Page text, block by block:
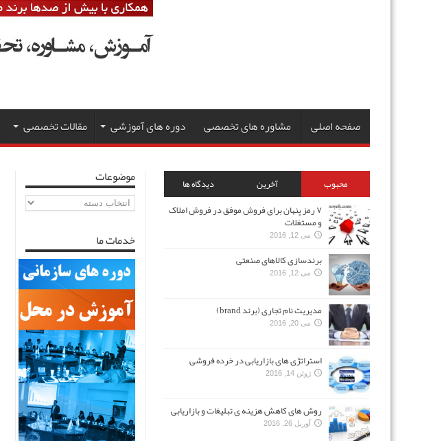
صفحه اصلی مشاوره های تخصصی دوره های آموزشی مقالات تخصصی
موضوعات
موضوعات
خدمات ما
محبوب آخرین
دیدگاه ها
۷ رمز پنهان برای فروش موفق در فروش املاک
و مستغلات
می 12, 2016
برندسازی کالاهای صنعتی
می 12, 2016
مدیریت نام تجاری (برند brand)
می 20, 2016
استراتژی های بازاریابی در خرده فروشی
ژوئن 14, 2016
روش های کاهش هزینه ی تبلیغات و بازاریابی
آوریل 26, 2016